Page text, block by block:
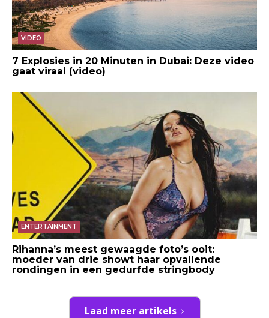
VIDEO
7 Explosies in 20 Minuten in Dubai: Deze video
gaat viraal (video)
ENTERTAINMENT
Rihanna’s meest gewaagde foto’s ooit:
moeder van drie showt haar opvallende
rondingen in een gedurfde stringbody
Laad meer artikels